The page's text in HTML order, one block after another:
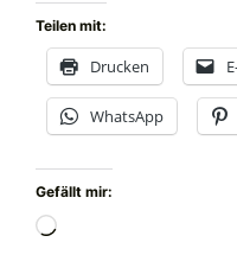
Teilen mit:
Drucken
WhatsApp
Gefällt mir:
Wird